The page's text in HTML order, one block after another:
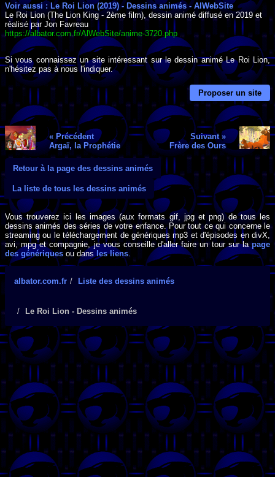
Voir aussi : Le Roi Lion (2019) - Dessins animés - AlWebSite
Le Roi Lion (The Lion King - 2ème film), dessin animé diffusé en 2019 et
réalisé par Jon Favreau
https://albator.com.fr/AlWebSite/anime-3720.php
Si vous connaissez un site intéressant sur le dessin animé Le Roi Lion,
n'hésitez pas à nous l'indiquer.
Proposer un site
« Précédent
Argaï, la Prophétie
Suivant »
Frère des Ours
Retour à la page des dessins animés
La liste de tous les dessins animés
Vous trouverez ici les images (aux formats gif, jpg et png) de tous les
dessins animés des séries de votre enfance. Pour tout ce qui concerne le
streaming ou le téléchargement de génériques mp3 et d'épisodes en divX,
avi, mpg et compagnie, je vous conseille d'aller faire un tour sur lapage
des génériques ou dans les liens
albator.com.fr Liste des dessins animés
Le Roi Lion - Dessins animés